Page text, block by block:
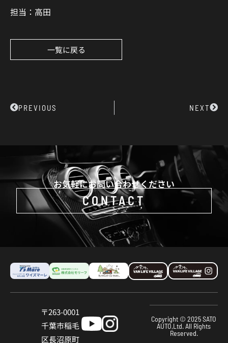
担当：高田
一覧に戻る
PrevPREVIOUS NEXTNext
お気軽にお問い合わせください
CONTACT
〒263-0001
千葉市稲⽑
区⻑沼原町
Copyright © 2025 SATO
AUTO,Ltd. All Rights
Reserved.